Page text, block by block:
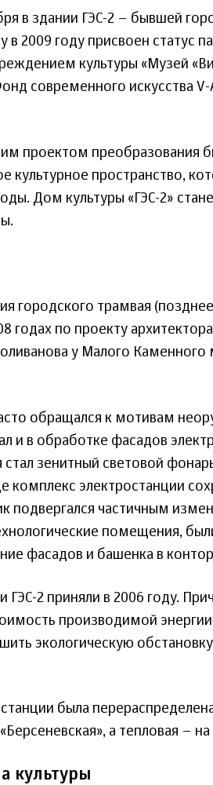
в здании ГЭС-2 – бывшей
2009 году присвоен статус
культуры «Музей
современного искусства V-
проектом преобразования
культурное пространство,
Дом культуры «ГЭС-2»
городского трамвая
годах по проекту
у Малого Каменного
обращался к мотивам
и в обработке фасадов
зенитный световой
комплекс электростанции
подвергался частичным
помещения,
фасадов и башенка в
2 приняли в 2006 году.
производимой
экологическую
была
а тепловая –
культуры